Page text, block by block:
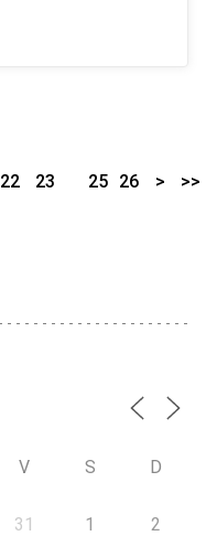
22
23
25 26 > >>
V S D
31 1 2